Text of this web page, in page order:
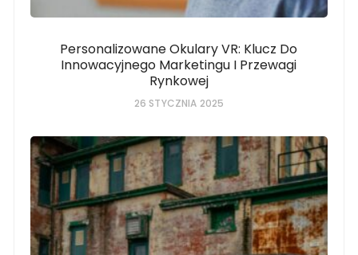
Personalizowane Okulary VR: Klucz Do
Innowacyjnego Marketingu I Przewagi
Rynkowej
26 STYCZNIA 2025